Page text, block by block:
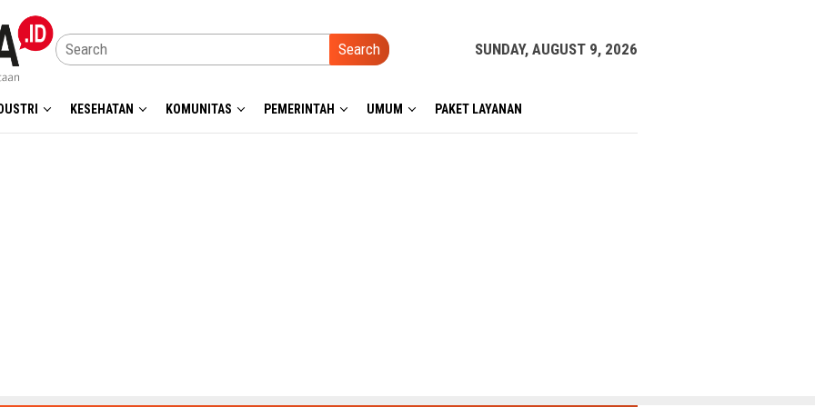
Search SUNDAY, AUGUST 9, 2026
KESEHATAN KOMUNITAS PEMERINTAH UMUM PAKET LAYANAN